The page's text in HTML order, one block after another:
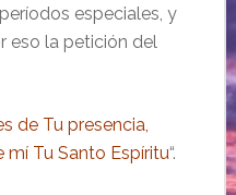
especiales, y
eso la petición del
de Tu presencia,
mí Tu Santo Espíritu“.